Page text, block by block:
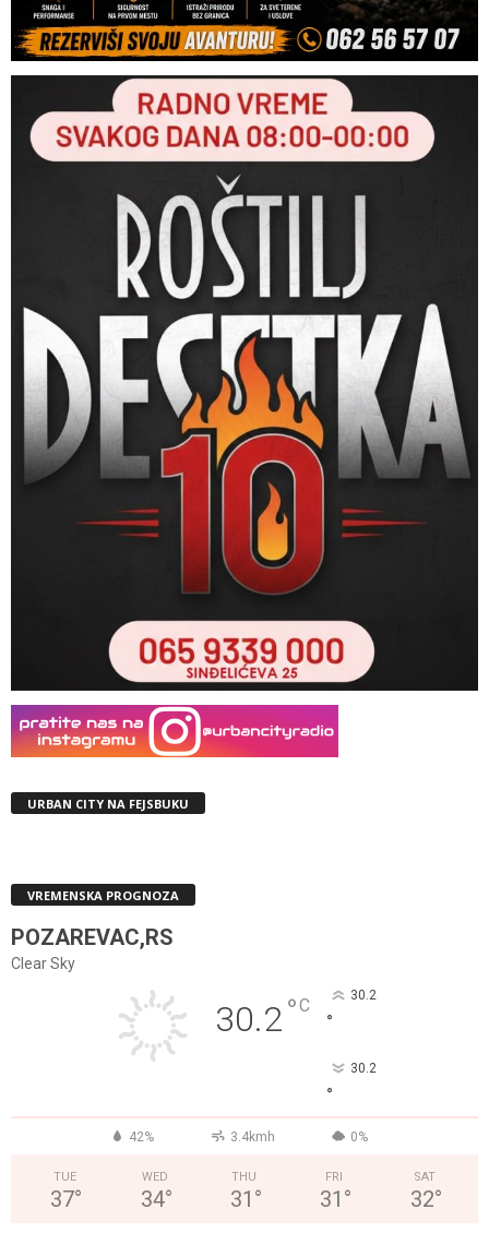
URBAN CITY NA FEJSBUKU
VREMENSKA PROGNOZA
POZAREVAC,RS
Clear Sky
30.2°C 30.2
°
30.2
°
42% 3.4kmh 0%
TUE
37°
WED
34°
THU
31 °
FRI
31 °
SAT
32°